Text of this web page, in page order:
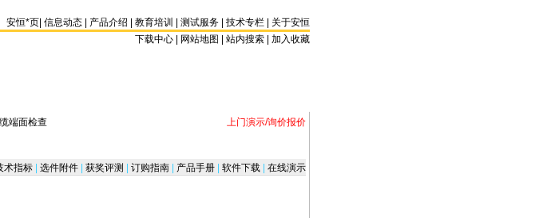
安恒*页 信息动态 产品介绍 教育培训 测试服务 技术专栏
关于安恒
下载中心 | 网站地图 | 站内搜索 加入收藏
端面检查 上门演示/询价报价
术指标 选件附件 获奖评测 订购指南 产品手册 软件下载 在线演示